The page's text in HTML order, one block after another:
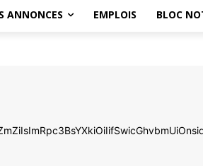
ANNONCES EMPLOIS BLOC